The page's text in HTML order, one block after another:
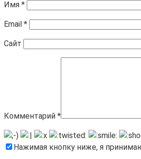
Имя *
Email *
Сайт
Комментарий *
Нажимая кнопку ниже, я